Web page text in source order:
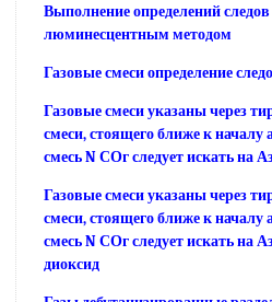
Выполнение определений
люминесцентным методом
Газовые смеси определение
Газовые смеси указаны через
смеси, стоящего ближе к
смесь N СОг следует искать на
Газовые смеси указаны через
смеси, стоящего ближе к
смесь N СОг следует искать на
диоксид